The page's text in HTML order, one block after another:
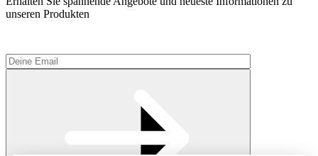
unseren Produkten